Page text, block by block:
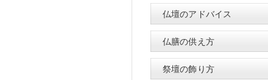
仏壇のアドバイス
仏膳の供え方
祭壇の飾り方